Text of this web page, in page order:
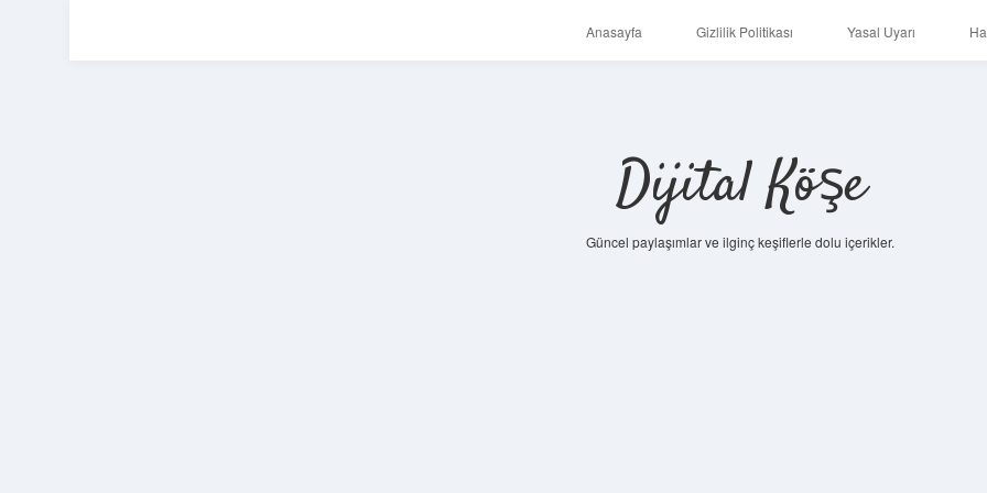
Anasayfa Gizlilik Politikası Yasal Uyarı
Dijital Köşe
Güncel paylaşımlar ve ilginç keşiflerle dolu içerikler.